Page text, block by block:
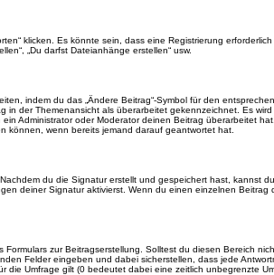
klicken. Es könnte sein, dass eine Registrierung
„Du darfst Dateianhänge erstellen“ usw.
indem du das „Ändere Beitrag“-Symbol für den
der Themenansicht als überarbeitet gekennzeichnet. Es
Administrator oder Moderator deinen Beitrag überarbeitet
können, wenn bereits jemand darauf geantwortet hat.
du die Signatur erstellt und gespeichert hast, kannst
deiner Signatur aktivierst. Wenn du einen einzelnen
zur Beitragserstellung. Solltest du diesen Bereich
Felder eingeben und dabei sicherstellen, dass jede
Umfrage gilt (0 bedeutet dabei eine zeitlich unbegrenzte